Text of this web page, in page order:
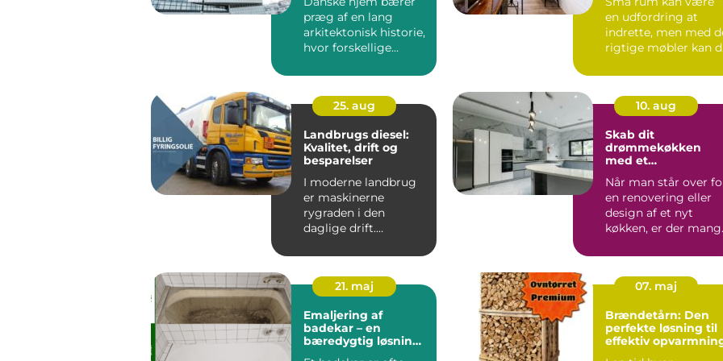
præg af en lang
arkitektonisk historie,
hvor forskellige
en udfordring at
indrette, men med
rigtige møbler kan
25. aug
Landbrugs diesel:
Kvalitet, drift og
besparelser
I moderne landbrug
er maskinerne
rygraden i den
daglige drift.
mejetærskere og
l&ae...
10. aug
Skab dit
drømmekøkken
med et
Når man står over
en renovering eller
design af et nyt
køkken, er der
21. maj
Emaljering af
badekar – en
bæredygtig løsning
07. maj
Brændetårn: Den
perfekte løsning til
effektiv